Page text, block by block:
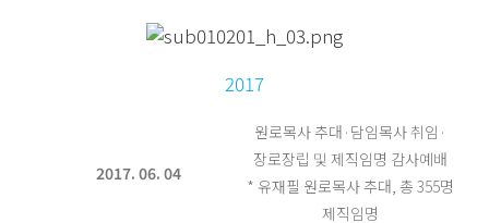
2017
2017. 06. 04
원로목사 추대·담임목사 취임·
장로장립 및 제직임명 감사예배
* 유재필 원로목사 추대, 총 355명
제직임명